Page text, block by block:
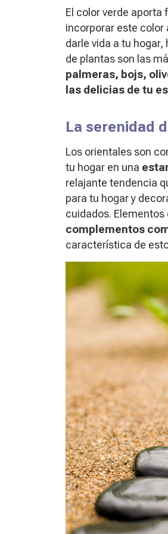
El color verde aporta
incorporar este color
darle vida a tu
de plantas son las
palmeras, bojs,
las delicias de tu
La serenidad
Los orientales son
tu hogar en una
relajante tendencia
para tu hogar y
cuidados. Elementos
complementos
característica de